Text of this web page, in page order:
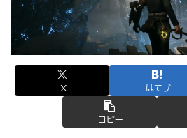
X はてブ
コピー